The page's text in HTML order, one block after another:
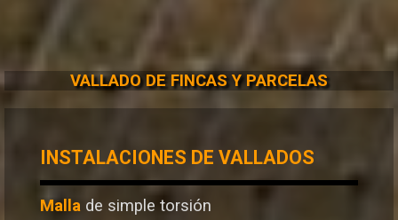
VALLADO DE FINCAS Y PARCELAS
INSTALACIONES DE VALLADOS
Malla de simple torsión